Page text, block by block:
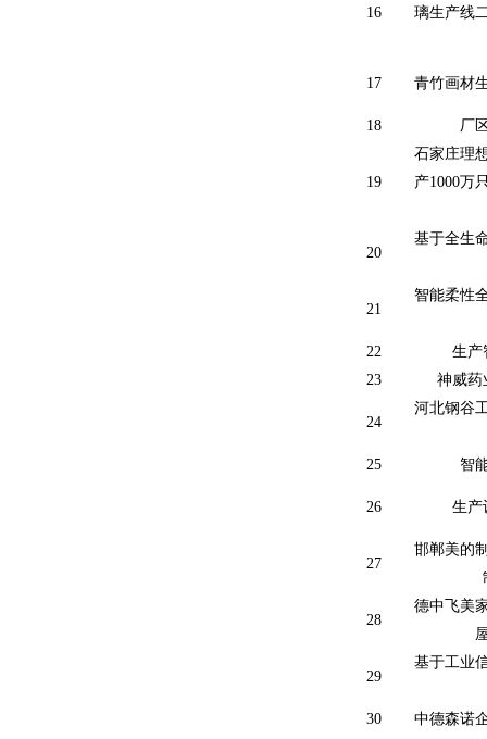
16
璃生产线
17 青竹画材
18 厂
19
石家庄理
产1000万
20
基于全生
21
智能柔性
22
生产
23
神威药
24
河北钢谷
25 智
26 生产
27
邯郸美的
28
德中飞美
29
基于工业
30
中德森诺